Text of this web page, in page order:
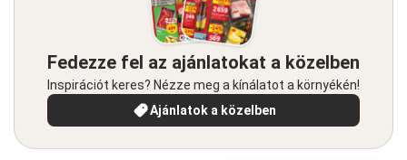
Fedezze fel az ajánlatokat a közelben
Inspirációt keres? Nézze meg a kínálatot a környékén!
Ajánlatok a közelben